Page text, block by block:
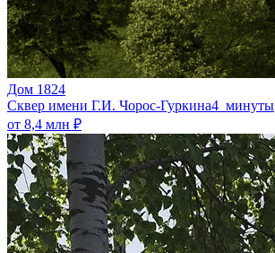
Дом 1824
Сквер имени Г.И. Чорос-Гуркина4 минуты
от 8,4 млн ₽